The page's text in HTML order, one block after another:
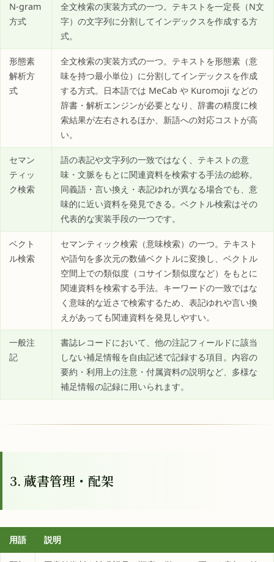
N-gram
方式
全文検索の実装方式の一つ。テキストを一定長（N文
字）の文字列に分割してインデックスを作成する方
式。
形態素
解析方
式
全文検索の実装方式の一つ。テキストを形態素（意
味を持つ最小単位）に分割してインデックスを作成
する方式。日本語では MeCab や Kuromoji などの
辞書・解析エンジンが必要となり、辞書の精度に検
索結果が左右されるほか、新語への対応コストが高
い。
セマン
ティッ
ク検索
語の表記や文字列の一致ではなく、テキストの意
味・文脈をもとに関連資料を検索する手法の総称。
同義語・言い換え・表記ゆれが異なる場合でも、意
味的に近い資料を発見できる。ベクトル検索はその
代表的な実装手段の一つです。
ベクト
ル検索
セマンティック検索（意味検索）の一つ。テキスト
や語句を多次元の数値ベクトルに変換し、ベクトル
空間上での類似度（コサイン類似度など）をもとに
関連資料を検索する手法。キーワードの一致ではな
く意味的な近さで検索するため、表記ゆれや言い換
えがあっても関連資料を発見しやすい。
一般注
記
書誌レコードにおいて、他の注記フィールドに該当
しない補足情報を自由記述で記録する項目。内容の
要約・利用上の注意・付属資料の説明など、多様な
補足情報の記録に用いられます。
3. 蔵書管理・配架
用語 説明